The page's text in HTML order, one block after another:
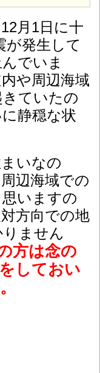
月1日に十
が発生して
でいま
や周辺海域
ていたの
静穏な状
いなの
辺海域での
いますの
方向での地
ません
方は念の
しておい